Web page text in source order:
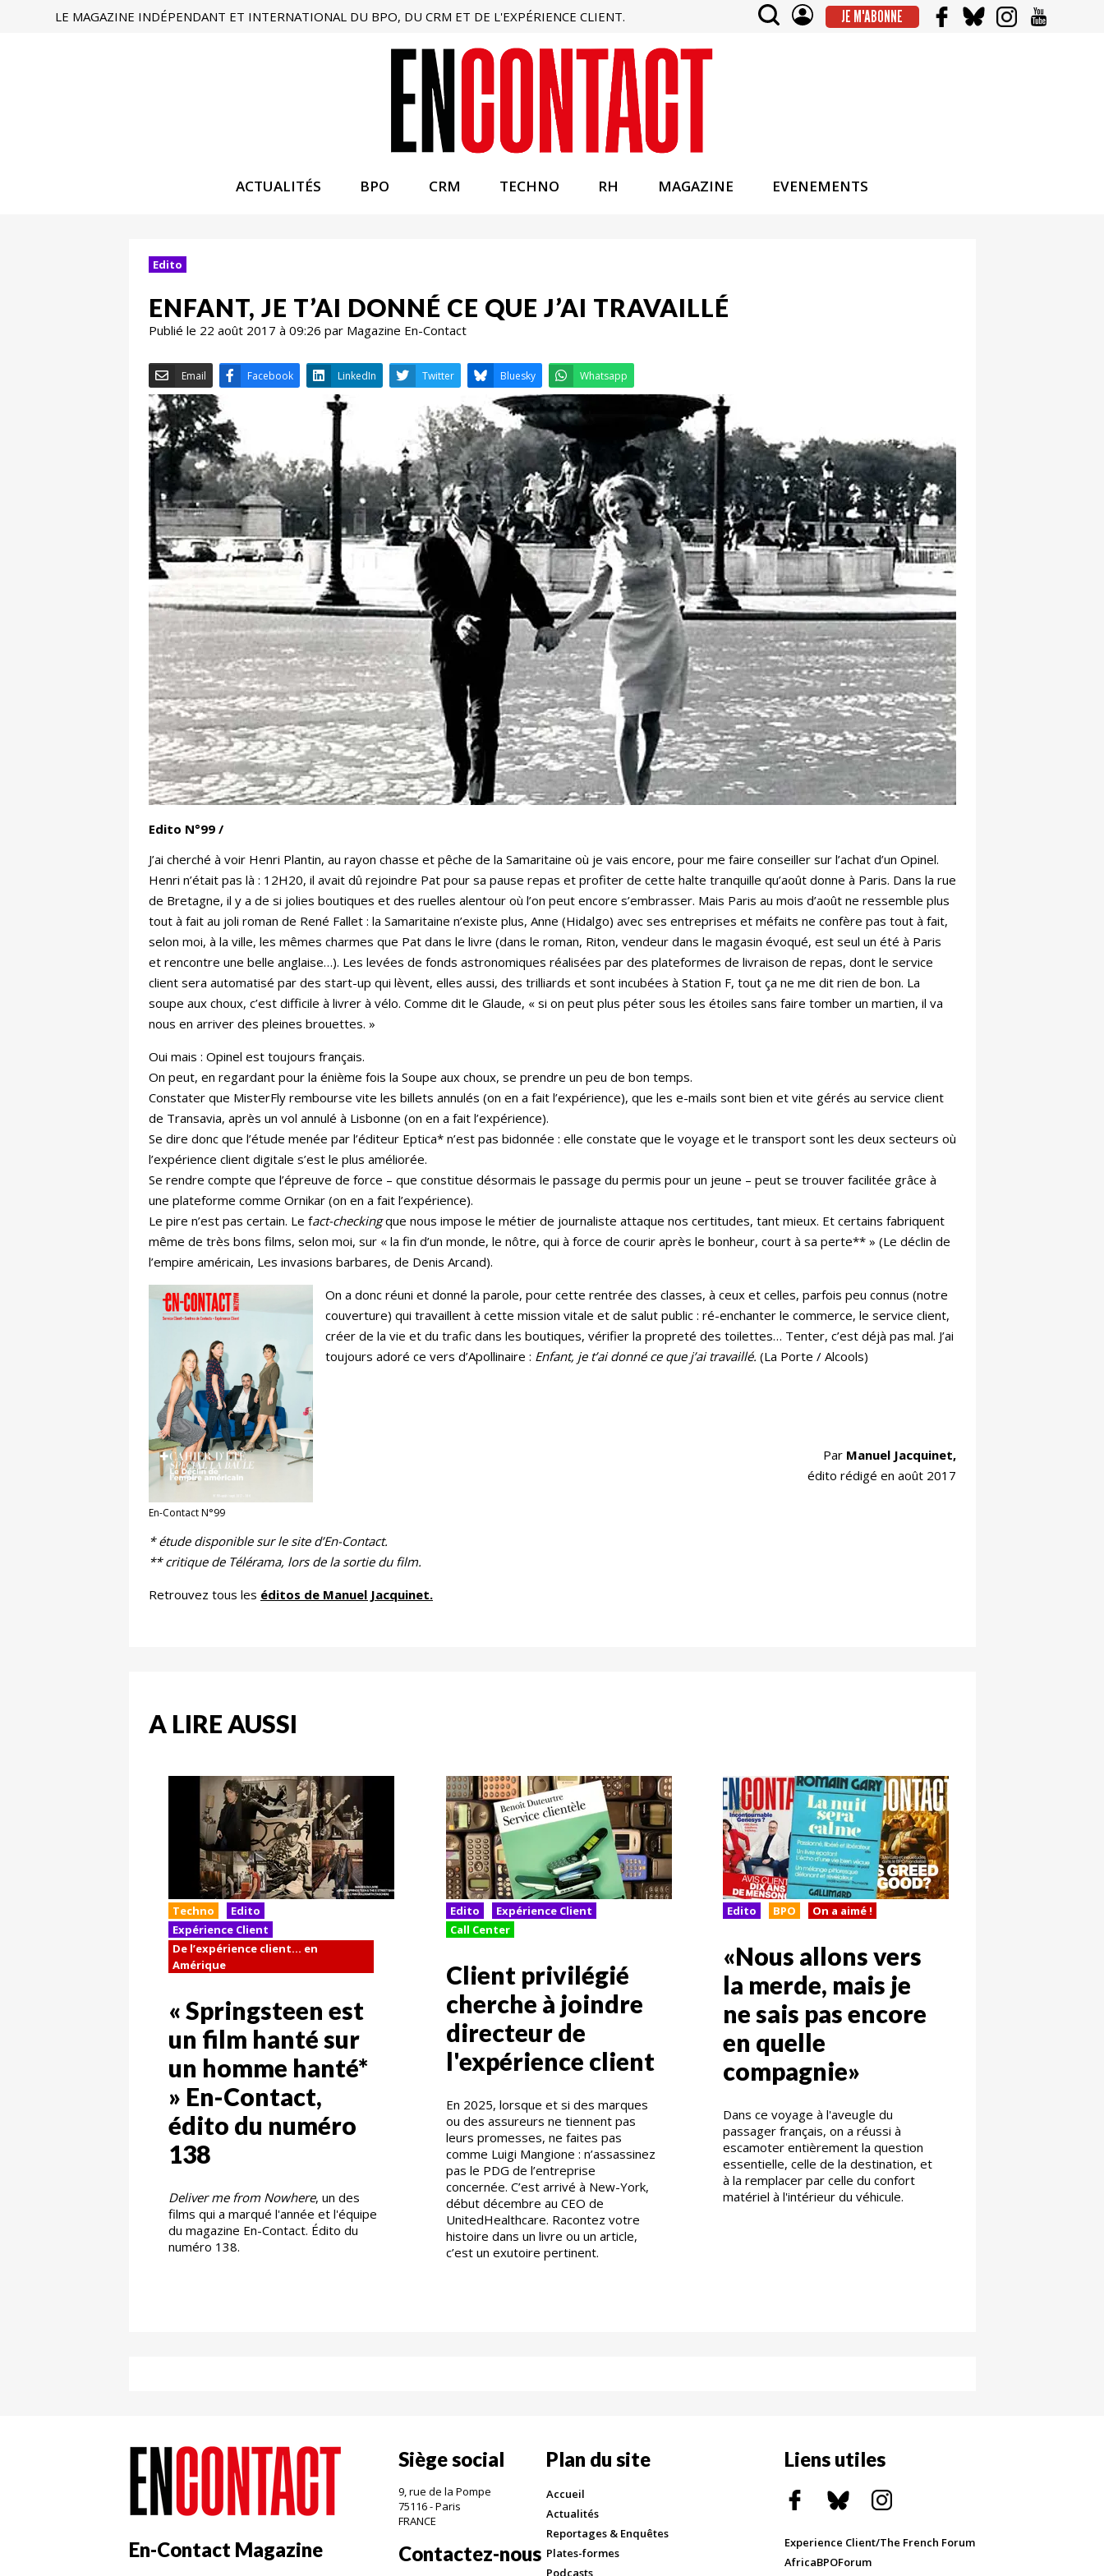
LE MAGAZINE INDÉPENDANT ET INTERNATIONAL DU BPO, DU CRM ET DE L'EXPÉRIENCE CLIENT. JE M'ABONNE
ACTUALITÉS BPO CRM TECHNO RH MAGAZINE EVENEMENTS
Edito
ENFANT, JE T’AI DONNÉ CE QUE J’AI TRAVAILLÉ
Publié le 22 août 2017 à 09:26 par Magazine En-Contact
Email Facebook LinkedIn Twitter Bluesky Whatsapp
Edito N°99 /
J’ai cherché à voir Henri Plantin, au rayon chasse et pêche de la Samaritaine où je vais encore, pour me faire conseiller sur l’achat d’un Opinel.
Henri n’était pas là : 12H20, il avait dû rejoindre Pat pour sa pause repas et profiter de cette halte tranquille qu’août donne à Paris. Dans la rue
de Bretagne, il y a de si jolies boutiques et des ruelles alentour où l’on peut encore s’embrasser. Mais Paris au mois d’août ne ressemble plus
tout à fait au joli roman de René Fallet : la Samaritaine n’existe plus, Anne (Hidalgo) avec ses entreprises et méfaits ne confère pas tout à fait,
selon moi, à la ville, les mêmes charmes que Pat dans le livre (dans le roman, Riton, vendeur dans le magasin évoqué, est seul un été à Paris
et rencontre une belle anglaise…). Les levées de fonds astronomiques réalisées par des plateformes de livraison de repas, dont le service
client sera automatisé par des start-up qui lèvent, elles aussi, des trilliards et sont incubées à Station F, tout ça ne me dit rien de bon. La
soupe aux choux, c’est difficile à livrer à vélo. Comme dit le Glaude, « si on peut plus péter sous les étoiles sans faire tomber un martien, il va
nous en arriver des pleines brouettes. »
Oui mais : Opinel est toujours français.
On peut, en regardant pour la énième fois la Soupe aux choux, se prendre un peu de bon temps.
Constater que MisterFly rembourse vite les billets annulés (on en a fait l’expérience), que les e-mails sont bien et vite gérés au service client
de Transavia, après un vol annulé à Lisbonne (on en a fait l’expérience).
Se dire donc que l’étude menée par l’éditeur Eptica* n’est pas bidonnée : elle constate que le voyage et le transport sont les deux secteurs où
l’expérience client digitale s’est le plus améliorée.
Se rendre compte que l’épreuve de force – que constitue désormais le passage du permis pour un jeune – peut se trouver facilitée grâce à
une plateforme comme Ornikar (on en a fait l’expérience).
Le pire n’est pas certain. Le fact-checkingque nous impose le métier de journaliste attaque nos certitudes, tant mieux. Et certains fabriquent
même de très bons films, selon moi, sur « la fin d’un monde, le nôtre, qui à force de courir après le bonheur, court à sa perte** » (Le déclin de
l’empire américain, Les invasions barbares, de Denis Arcand).
En-Contact N°99
On a donc réuni et donné la parole, pour cette rentrée des classes, à ceux et celles, parfois peu connus (notre
couverture) qui travaillent à cette mission vitale et de salut public : ré-enchanter le commerce, le service client,
créer de la vie et du trafic dans les boutiques, vérifier la propreté des toilettes… Tenter, c’est déjà pas mal. J’ai
toujours adoré ce vers d’Apollinaire : Enfant, je t’ai donné ce que j’ai travaillé. (La Porte / Alcools)
Par Manuel Jacquinet,
édito rédigé en août 2017
* étude disponible sur le site d’En-Contact.
** critique de Télérama, lors de la sortie du film.
Retrouvez tous les éditos de Manuel Jacquinet.
A LIRE AUSSI
Techno
Edito
Expérience Client
De l’expérience client… en
Amérique
« Springsteen est
un film hanté sur
un homme hanté*
» En-Contact,
édito du numéro
138
Deliver me from Nowhere, un des
films qui a marqué l'année et l'équipe
du magazine En-Contact. Édito du
numéro 138.
Edito
Expérience Client
Call Center
Client privilégié
cherche à joindre
directeur de
l'expérience client
En 2025, lorsque et si des marques
ou des assureurs ne tiennent pas
leurs promesses, ne faites pas
comme Luigi Mangione : n’assassinez
pas le PDG de l’entreprise
concernée. C’est arrivé à New-York,
début décembre au CEO de
UnitedHealthcare. Racontez votre
histoire dans un livre ou un article,
c’est un exutoire pertinent.
Edito BPO On a aimé !
«Nous allons vers
la merde, mais je
ne sais pas encore
en quelle
compagnie»
Dans ce voyage à l'aveugle du
passager français, on a réussi à
escamoter entièrement la question
essentielle, celle de la destination, et
à la remplacer par celle du confort
matériel à l'intérieur du véhicule.
En-Contact Magazine
Siège social
9, rue de la Pompe
75116 - Paris
FRANCE
Contactez-nous
Plan du site
Accueil
Actualités
Reportages & Enquêtes
Plates-formes
Podcasts
Liens utiles
Experience Client/The French Forum
AfricaBPOForum